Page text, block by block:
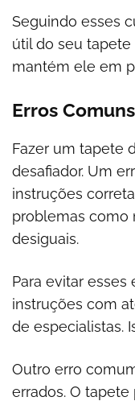
Seguindo esses
útil do seu tapete
mantém ele em
Erros
Fazer um tapete
desafiador. Um
instruções
problemas como
desiguais.
Para evitar esses
instruções com
de especialistas.
Outro erro
errados. O